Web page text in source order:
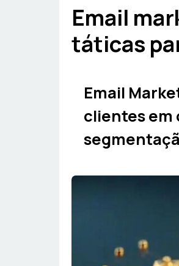
Email
táticas
Email
clientes em